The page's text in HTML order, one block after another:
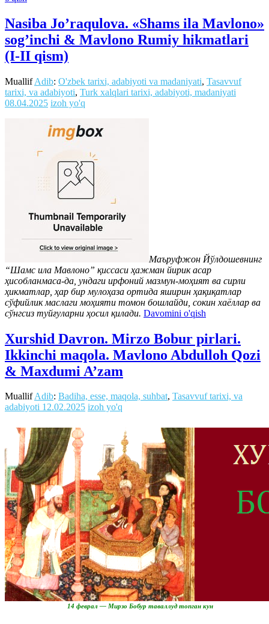
Nasiba Jo’raqulova. «Shams ila Mavlono»
sog’inchi & Mavlono Rumiy hikmatlari
(I-II qism)
MuallifAdib: O'zbek tarixi, adabiyoti va madaniyati, Tasavvuf
tarixi, va adabiyoti, Turk xalqlari tarixi, adabiyoti, madaniyati
08.04.2025 izoh yo'q
Маъруфжон Йўлдошевнинг
“Шамс ила Мавлоно” қиссаси ҳажман йирик асар
ҳисобланмаса-да, ундаги ирфоний мазмун-моҳият ва сирли
ҳикматлар, ҳар бир мулоҳаза ортида яширин ҳақиқатлар
сўфийлик маслаги моҳияти томон бошлайди, сокин хаёллар ва
сўнгсиз туйғуларни ҳосил қилади. Davomini o'qish
Xurshid Davron. Mirzo Bobur pirlari.
Ikkinchi maqola. Mavlono Abdulloh Qozi
& Maxdumi A’zam
MuallifAdib: Badiha, esse, maqola, suhbat, Tasavvuf tarixi, va
adabiyoti 12.02.2025 izoh yo'q
14 феврал — Мирзо Бобур таваллуд топган кун